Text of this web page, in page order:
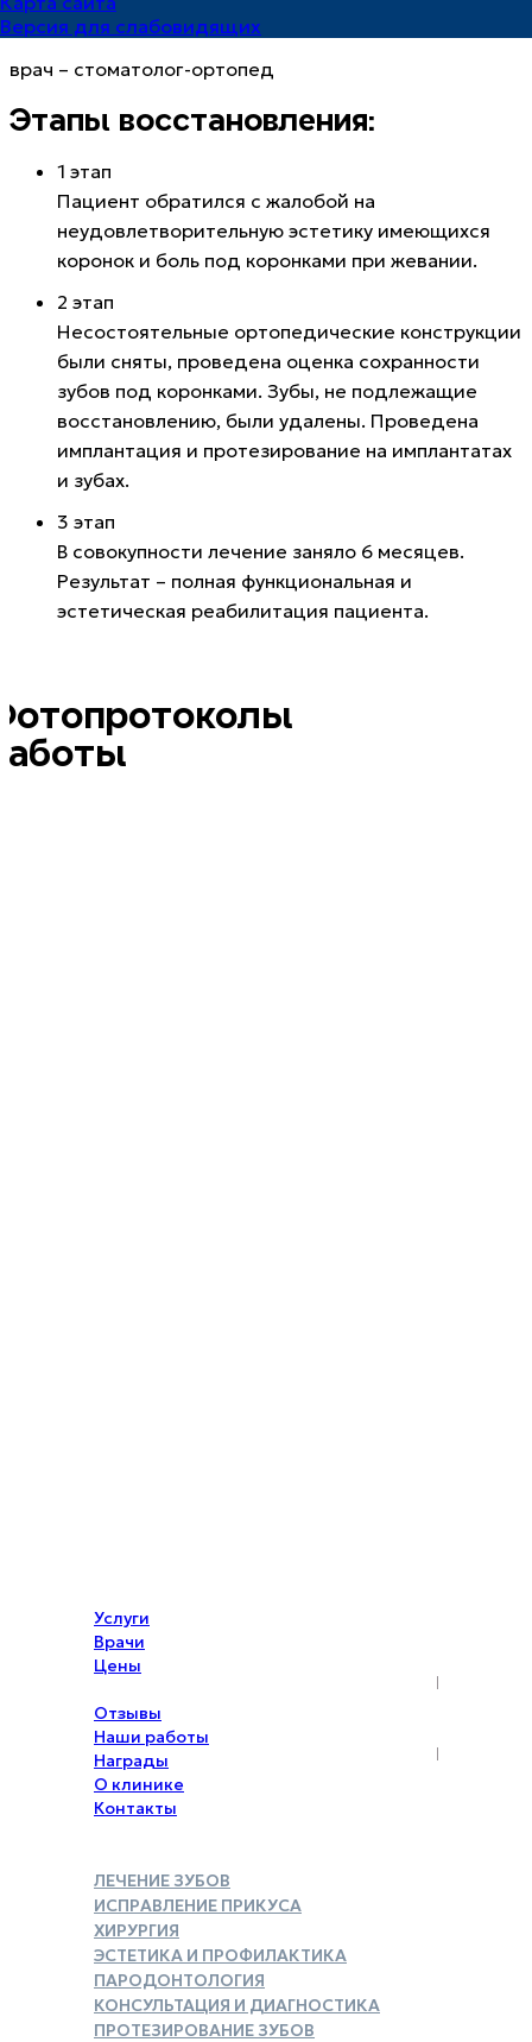
Версия для слабовидящих
ВРАЧ: ЕВГРАШИН ВАЛЕНТИН СЕРГЕЕВИЧ
врач – стоматолог-ортопед
Этапы восстановления:
1 этап
Пациент обратился с жалобой на
неудовлетворительную эстетику имеющихся
коронок и боль под коронками при жевании.
2 этап
Несостоятельные ортопедические конструкции
были сняты, проведена оценка сохранности
зубов под коронками. Зубы, не подлежащие
восстановлению, были удалены. Проведена
имплантация и протезирование на имплантатах
и зубах.
3 этап
В совокупности лечение заняло 6 месяцев.
Результат – полная функциональная и
эстетическая реабилитация пациента.
Услуги
Врачи
Цены
Отзывы
Наши работы
Награды
О клинике
Контакты
ЛЕЧЕНИЕ ЗУБОВ
ИСПРАВЛЕНИЕ ПРИКУСА
ХИРУРГИЯ
ЭСТЕТИКА И ПРОФИЛАКТИКА
ПАРОДОНТОЛОГИЯ
КОНСУЛЬТАЦИЯ И ДИАГНОСТИКА
ПРОТЕЗИРОВАНИЕ ЗУБОВ